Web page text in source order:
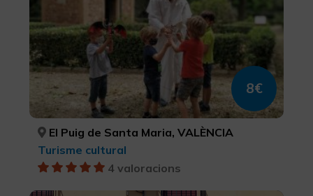
8€
El Puig de Santa Maria, VALÈNCIA
Turisme cultural
4 valoracions